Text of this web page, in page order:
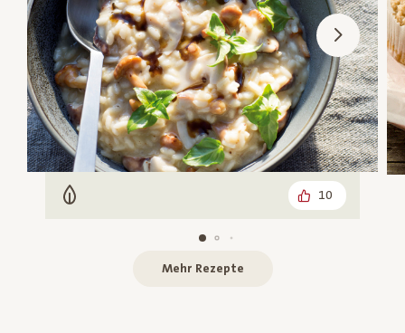
Vegetarisch 10
Mehr Rezepte